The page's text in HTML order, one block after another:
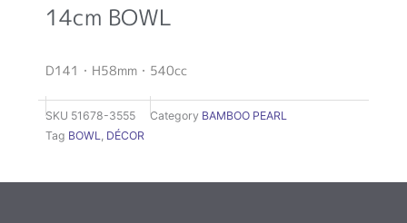
14cm BOWL
D141・H58mm・540cc
SKU 51678-3555 Category BAMBOO PEARL
Tag BOWL, DÉCOR